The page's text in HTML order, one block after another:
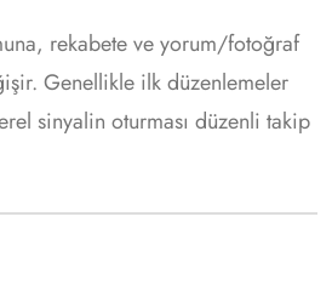
rekabete ve yorum/fotoğraf
Genellikle ilk düzenlemeler
sinyalin oturması düzenli takip